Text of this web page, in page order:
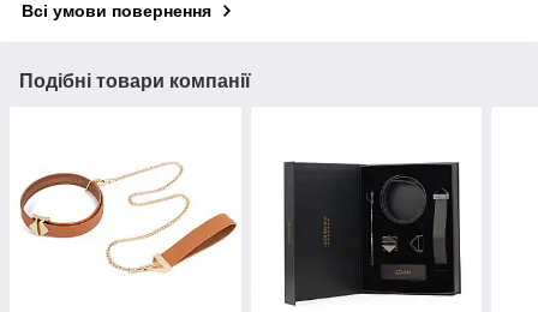
Всі умови повернення
Подібні товари компанії